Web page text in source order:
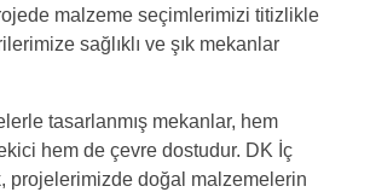
malzeme seçimlerimizi titizlikle
sağlıklı ve şık mekanlar
tasarlanmış mekanlar, hem
hem de çevre dostudur. DK İç
projelerimizde doğal malzemelerin